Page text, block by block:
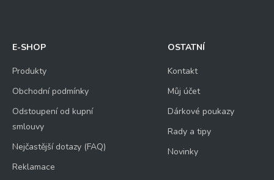
E-SHOP
Produkty
Obchodní podmínky
Odstoupení od kupní
smlouvy
Nejčastější dotazy (FAQ)
Reklamace
OSTATNÍ
Kontakt
Můj účet
Dárkové poukazy
Rady a tipy
Novinky